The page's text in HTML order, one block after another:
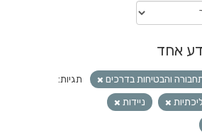
אחד
והבטיחות בדרכים
תגיות:
ניידות